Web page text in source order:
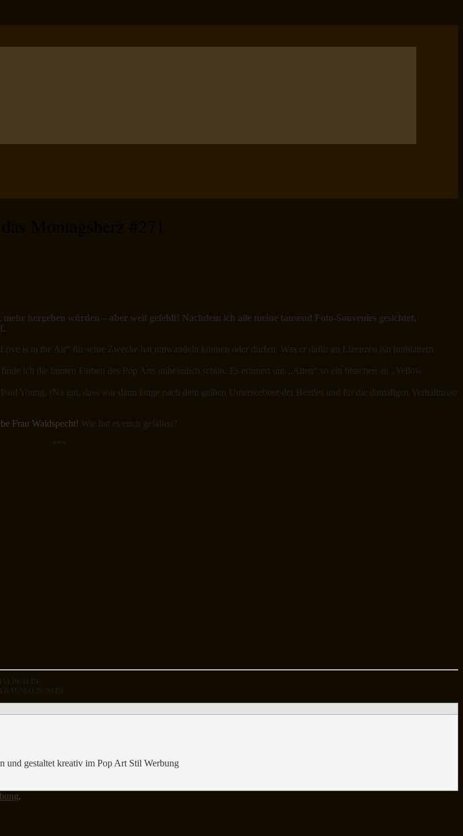
hergeben würden – aber weit gefehlt! Nachdem ich alle meine tausend Foto-Souvenirs gesichtet,
is in the Air“ für seine Zwecke hat umwandeln können oder dürfen. Was er dafür an Lizenzen hat hinblättern
ich die bunten Farben des Pop Arts unheimlich schön. Es erinnert uns „Alten“ so ein bisschen an „Yellow
Young. (Na gut, dass war dann lange nach dem gelben Unterseeboot der Beatles und für die damaligen Verhältnisse
Frau Waldspecht! Wie hat es euch gefallen?
***
und gestaltet kreativ im Pop Art Stil Werbung
.